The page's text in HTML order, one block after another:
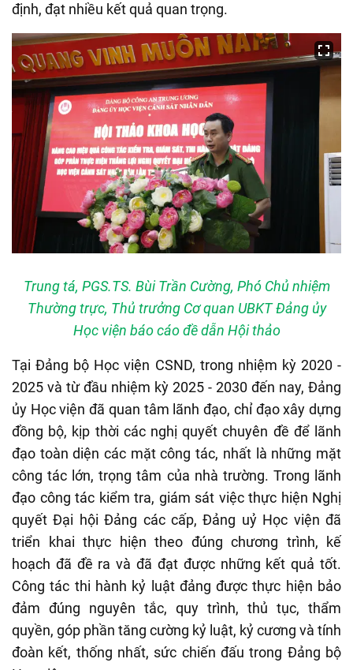
định, đạt nhiều kết quả quan trọng.
Trung tá, PGS.TS. Bùi Trần Cường, Phó Chủ nhiệm
Thường trực, Thủ trưởng Cơ quan UBKT Đảng ủy
Học viện báo cáo đề dẫn Hội thảo
Tại Đảng bộ Học viện CSND, trong nhiệm kỳ 2020 -
2025 và từ đầu nhiệm kỳ 2025 - 2030 đến nay, Đảng
ủy Học viện đã quan tâm lãnh đạo, chỉ đạo xây dựng
đồng bộ, kịp thời các nghị quyết chuyên đề để lãnh
đạo toàn diện các mặt công tác, nhất là những mặt
công tác lớn, trọng tâm của nhà trường. Trong lãnh
đạo công tác kiểm tra, giám sát việc thực hiện Nghị
quyết Đại hội Đảng các cấp, Đảng uỷ Học viện đã
triển khai thực hiện theo đúng chương trình, kế
hoạch đã đề ra và đã đạt được những kết quả tốt.
Công tác thi hành kỷ luật đảng được thực hiện bảo
đảm đúng nguyên tắc, quy trình, thủ tục, thẩm
quyền, góp phần tăng cường kỷ luật, kỷ cương và tính
đoàn kết, thống nhất, sức chiến đấu trong Đảng bộ